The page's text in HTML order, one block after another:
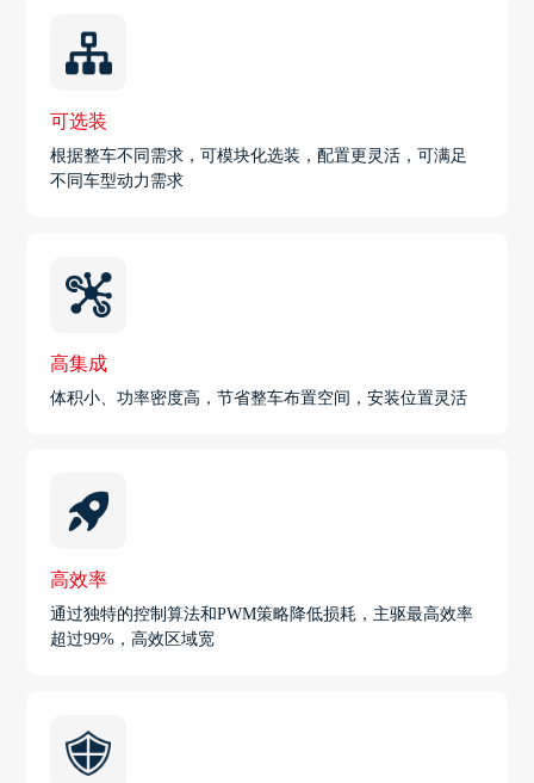
可选装
根据整车不同需求，可模块化选装，配置更灵活，可满足
不同车型动力需求
高集成
体积小、功率密度高，节省整车布置空间，安装位置灵活
高效率
通过独特的控制算法和PWM策略降低损耗，主驱最高效率
超过99%，高效区域宽